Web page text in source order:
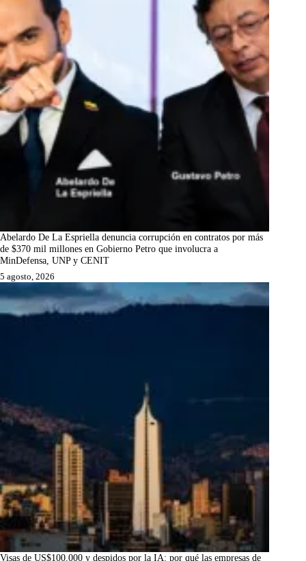
Abelardo De La Espriella denuncia corrupción en contratos por más
de $370 mil millones en Gobierno Petro que involucra a
MinDefensa, UNP y CENIT
5 agosto, 2026
Visas de US$100.000 y despidos por la IA: por qué las empresas de